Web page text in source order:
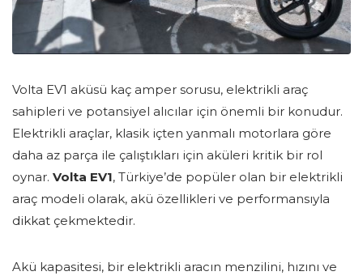
Volta EV1 aküsü kaç amper sorusu, elektrikli araç
sahipleri ve potansiyel alıcılar için önemli bir konudur.
Elektrikli araçlar, klasik içten yanmalı motorlara göre
daha az parça ile çalıştıkları için aküleri kritik bir rol
oynar. Volta EV1, Türkiye’de popüler olan bir elektrikli
araç modeli olarak, akü özellikleri ve performansıyla
dikkat çekmektedir.
Akü kapasitesi, bir elektrikli aracın menzilini, hızını ve